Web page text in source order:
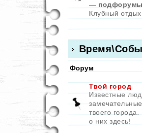
—
Клубный отдых
Форум
Твой город
Известные
твоего
о них здесь!